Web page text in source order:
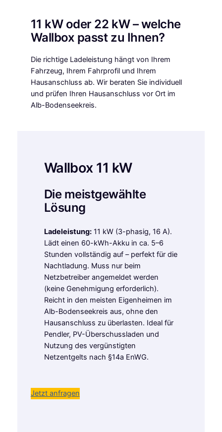
11 kW oder 22 kW – welche
Wallbox passt zu Ihnen?
Die richtige Ladeleistung hängt von Ihrem
Fahrzeug, Ihrem Fahrprofil und Ihrem
Hausanschluss ab. Wir beraten Sie individuell
und prüfen Ihren Hausanschluss vor Ort im
Alb-Bodenseekreis.
Wallbox 11 kW
Die meistgewählte
Lösung
Ladeleistung:11 kW (3-phasig, 16 A).
Lädt einen 60-kWh-Akku in ca. 5–6
Stunden vollständig auf – perfekt für die
Nachtladung. Muss nur beim
Netzbetreiber angemeldet werden
(keine Genehmigung erforderlich).
Reicht in den meisten Eigenheimen im
Alb-Bodenseekreis aus, ohne den
Hausanschluss zu überlasten. Ideal für
Pendler, PV-Überschussladen und
Nutzung des vergünstigten
Netzentgelts nach §14a EnWG.
Jetzt anfragen